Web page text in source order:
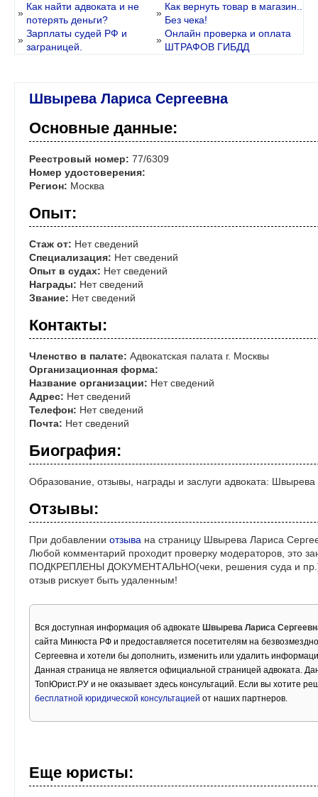
»
Как найти адвоката и не
потерять деньги?
»
Как вернуть товар в магазин..
Без чека!
»
Зарплаты судей РФ и
заграницей.
»
Онлайн проверка и оплата
ШТРАФОВ ГИБДД
Швырева Лариса Сергеевна
Основные данные:
Реестровый номер: 77/6309
Номер удостоверения:
Регион: Москва
Опыт:
Стаж от: Нет сведений
Специализация: Нет сведений
Опыт в судах: Нет сведений
Награды: Нет сведений
Звание: Нет сведений
Контакты:
Членство в палате: Адвокатская палата г. Москвы
Организационная форма:
Название организации: Нет сведений
Адрес: Нет сведений
Телефон: Нет сведений
Почта: Нет сведений
Биография:
Образование, отзывы, награды и заслуги адвоката:
Отзывы:
При добавлении отзыва на страницу Швырева Лариса
Любой комментарий проходит проверку модераторов, это
ПОДКРЕПЛЕНЫ ДОКУМЕНТАЛЬНО(чеки, решения суда и пр.)!
отзыв рискует быть удаленным!
Вся доступная информация об адвокате Швырева Лариса
сайта Минюста РФ и предоставляется посетителям на
Сергеевна и хотели бы дополнить, изменить или удалить
Данная страница не является официальной страницей адвоката.
ТопЮрист.РУ и не оказывает здесь консультаций. Если вы хотите
бесплатной юридической консультацией от наших партнеров.
Еще юристы: